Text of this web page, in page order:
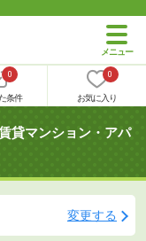
0
条件
0
お気に入り
貸マンション・アパ
変更する